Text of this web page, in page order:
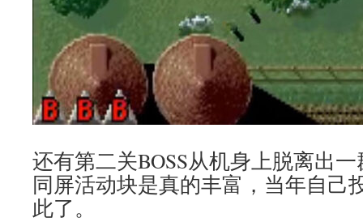
还有第二关BOSS从机身上脱离出
同屏活动块是真的丰富，当年自己
此了。